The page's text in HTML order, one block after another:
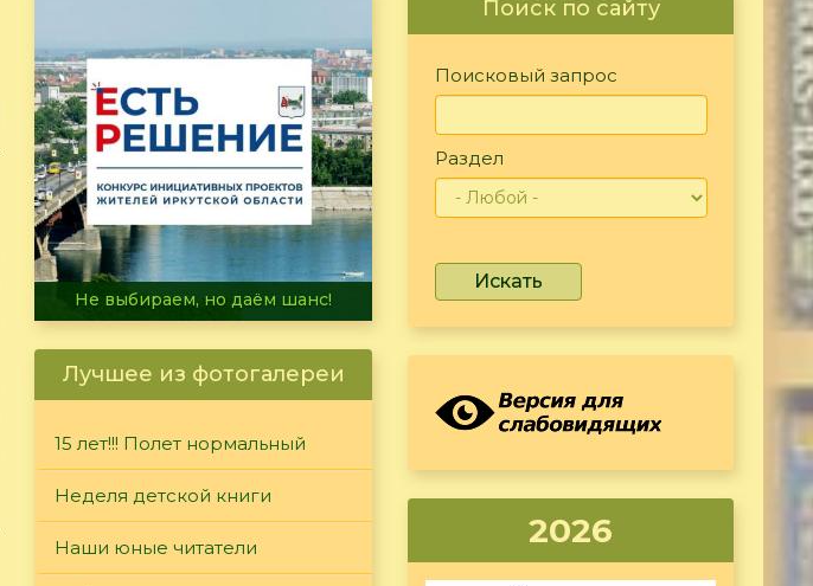
В огне не горит, в воде не тонет
Лучшее из фотогалереи
15 лет!!! Полет нормальный
Неделя детской книги
Наши юные читатели
Поиск по сайту
Поисковый запрос
Раздел
Искать
2026